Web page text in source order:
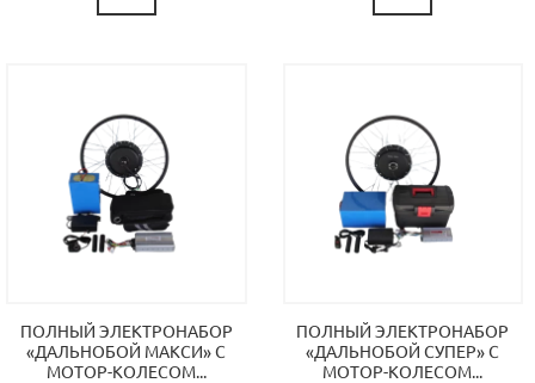
ПОЛНЫЙ ЭЛЕКТРОНАБОР
«ДАЛЬНОБОЙ МАКСИ» С
МОТОР-КОЛЕСОМ...
ПОЛНЫЙ ЭЛЕКТРОНАБОР
«ДАЛЬНОБОЙ СУПЕР» С
МОТОР-КОЛЕСОМ...